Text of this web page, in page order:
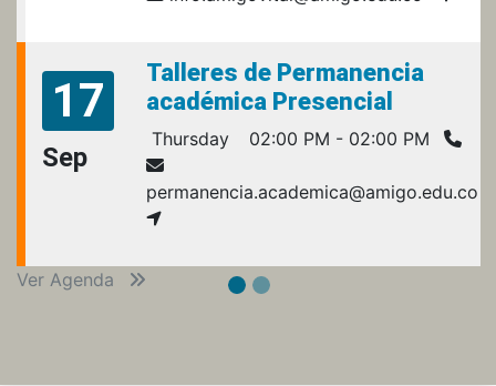
17
Sep
Talleres de Permanencia
académica Presencial
Thursday 02:00 PM - 02:00 PM
permanencia.academica@amigo.edu.co
Ver Agenda